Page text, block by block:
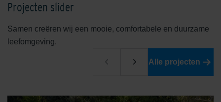
Projecten slider
Samen creëren wij een mooie, comfortabele en duurzame
leefomgeving.
Alle projecten